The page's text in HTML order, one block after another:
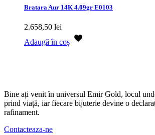
Bratara Aur 14K 4.09gr E0103
2.658,50 lei
Adaugă în coș
Bine ați venit în universul Emir Gold, locul
prind viață, iar fiecare bijuterie devine o
rafinament.
Contacteaza-ne